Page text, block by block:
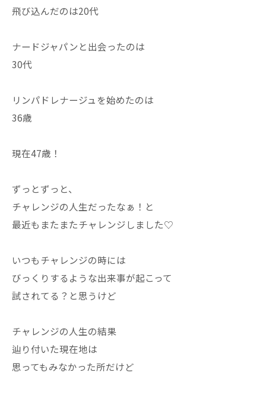
飛び込んだのは20代
ナードジャパンと出会ったのは
30代
リンパドレナージュを始めたのは
36歳
現在47歳！
ずっとずっと、
チャレンジの人生だったなぁ！と
最近もまたまたチャレンジしました♡
いつもチャレンジの時には
びっくりするような出来事が起こって
試されてる？と思うけど
チャレンジの人生の結果
辿り付いた現在地は
思ってもみなかった所だけど